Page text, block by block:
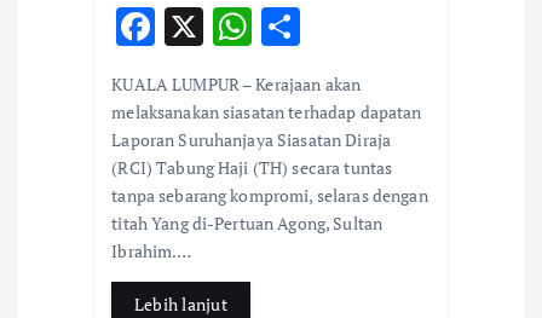
F
ac
e
b
o
o
k
X W
h
at
s
A
p
ar
e
KUALA LUMPUR – Kerajaan akan
melaksanakan siasatan terhadap dapatan
Laporan Suruhanjaya Siasatan Diraja
(RCI) Tabung Haji (TH) secara tuntas
tanpa sebarang kompromi, selaras dengan
titah Yang di-Pertuan Agong, Sultan
Ibrahim.…
Lebih lanjut